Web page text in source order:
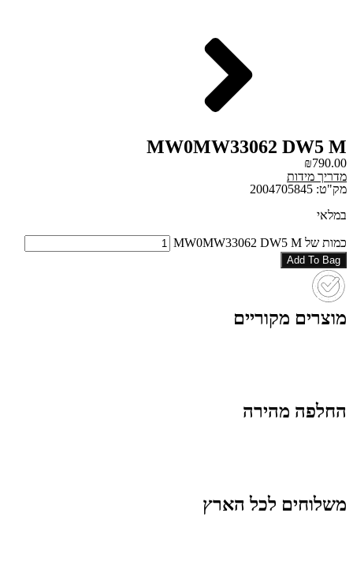
MW0MW33062 DW5 M
₪790.00
מדריך מידות
מק"ט: 2004705845
במלאי
כמות של MW0MW33062 DW5 M
Add To Bag
מוצרים מקוריים
החלפה מהירה
משלוחים לכל הארץ